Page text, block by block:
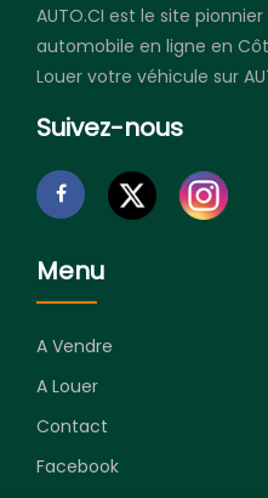
AUTO.CI est le site
automobile en ligne en
Louer votre véhicule sur
Suivez-nous
Menu
A Vendre
A Louer
Contact
Facebook